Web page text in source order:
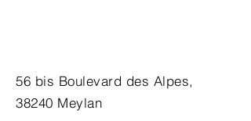
56 bis Boulevard des Alpes,
38240 Meylan